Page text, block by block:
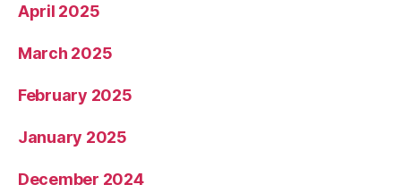
April 2025
March 2025
February 2025
January 2025
December 2024